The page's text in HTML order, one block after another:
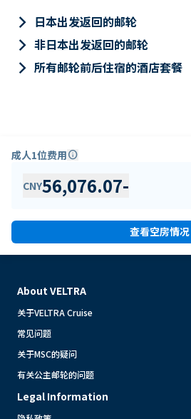
keyboard_arrow_right 日本出发返回的邮轮
keyboard_arrow_right 非日本出发返回的邮轮
keyboard_arrow_right 所有邮轮前后住宿的酒店套餐
成人1位费用info
CNY56,076.07-
查看空房情况
About VELTRA
关于VELTRA Cruise
常见问题
关于MSC的疑问
有关公主邮轮的问题
Legal Information